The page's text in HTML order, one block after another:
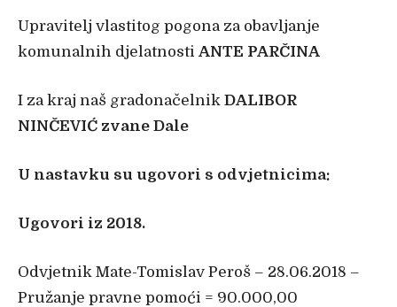
Upravitelj vlastitog pogona za obavljanje
komunalnih djelatnosti ANTE PARČINA
I za kraj naš gradonačelnik DALIBOR
NINČEVIĆ zvane Dale
U nastavku su ugovori s odvjetnicima:
Ugovori iz 2018.
Odvjetnik Mate-Tomislav Peroš – 28.06.2018 –
Pružanje pravne pomoći = 90.000,00